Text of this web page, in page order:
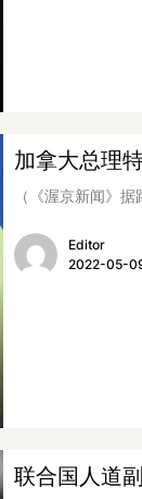
加拿大总理
（《渥京新闻》
Editor
2022-05-
联合国人道